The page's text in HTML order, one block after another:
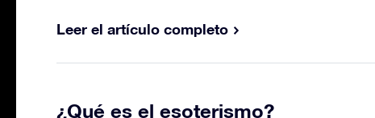
Leer el artículo completo
¿Qué es el esoterismo?